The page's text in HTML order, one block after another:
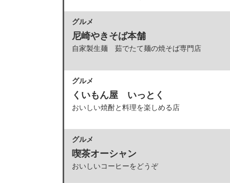
グルメ
尼崎やきそば本舗
自家製生麺 茹でたて麺の焼そば専門店
グルメ
くいもん屋 いっとく
おいしい焼酎と料理を楽しめる店
グルメ
喫茶オーシャン
おいしいコーヒーをどうぞ